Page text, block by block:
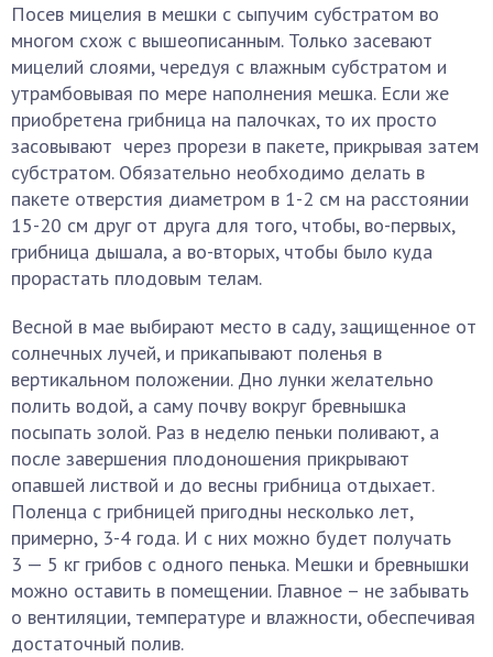
Посев мицелия в мешки с сыпучим субстратом во
многом схож с вышеописанным. Только засевают
мицелий слоями, чередуя с влажным субстратом и
утрамбовывая по мере наполнения мешка. Если же
приобретена грибница на палочках, то их просто
засовывают через прорези в пакете, прикрывая затем
субстратом. Обязательно необходимо делать в
пакете отверстия диаметром в 1-2 см на расстоянии
15-20 см друг от друга для того, чтобы, во-первых,
грибница дышала, а во-вторых, чтобы было куда
прорастать плодовым телам.
Весной в мае выбирают место в саду, защищенное от
солнечных лучей, и прикапывают поленья в
вертикальном положении. Дно лунки желательно
полить водой, а саму почву вокруг бревнышка
посыпать золой. Раз в неделю пеньки поливают, а
после завершения плодоношения прикрывают
опавшей листвой и до весны грибница отдыхает.
Поленца с грибницей пригодны несколько лет,
примерно, 3-4 года. И с них можно будет получать
3 — 5 кг грибов с одного пенька. Мешки и бревнышки
можно оставить в помещении. Главное – не забывать
о вентиляции, температуре и влажности, обеспечивая
достаточный полив.